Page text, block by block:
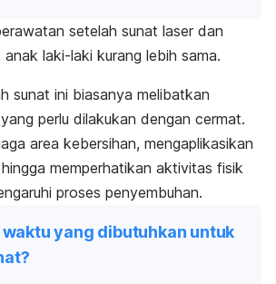
setelah sunat laser dan
laki-laki kurang lebih sama.
sunat ini biasanya melibatkan
perlu dilakukan dengan cermat.
area kebersihan, mengaplikasikan
memperhatikan aktivitas fisik
proses penyembuhan.
yang dibutuhkan untuk